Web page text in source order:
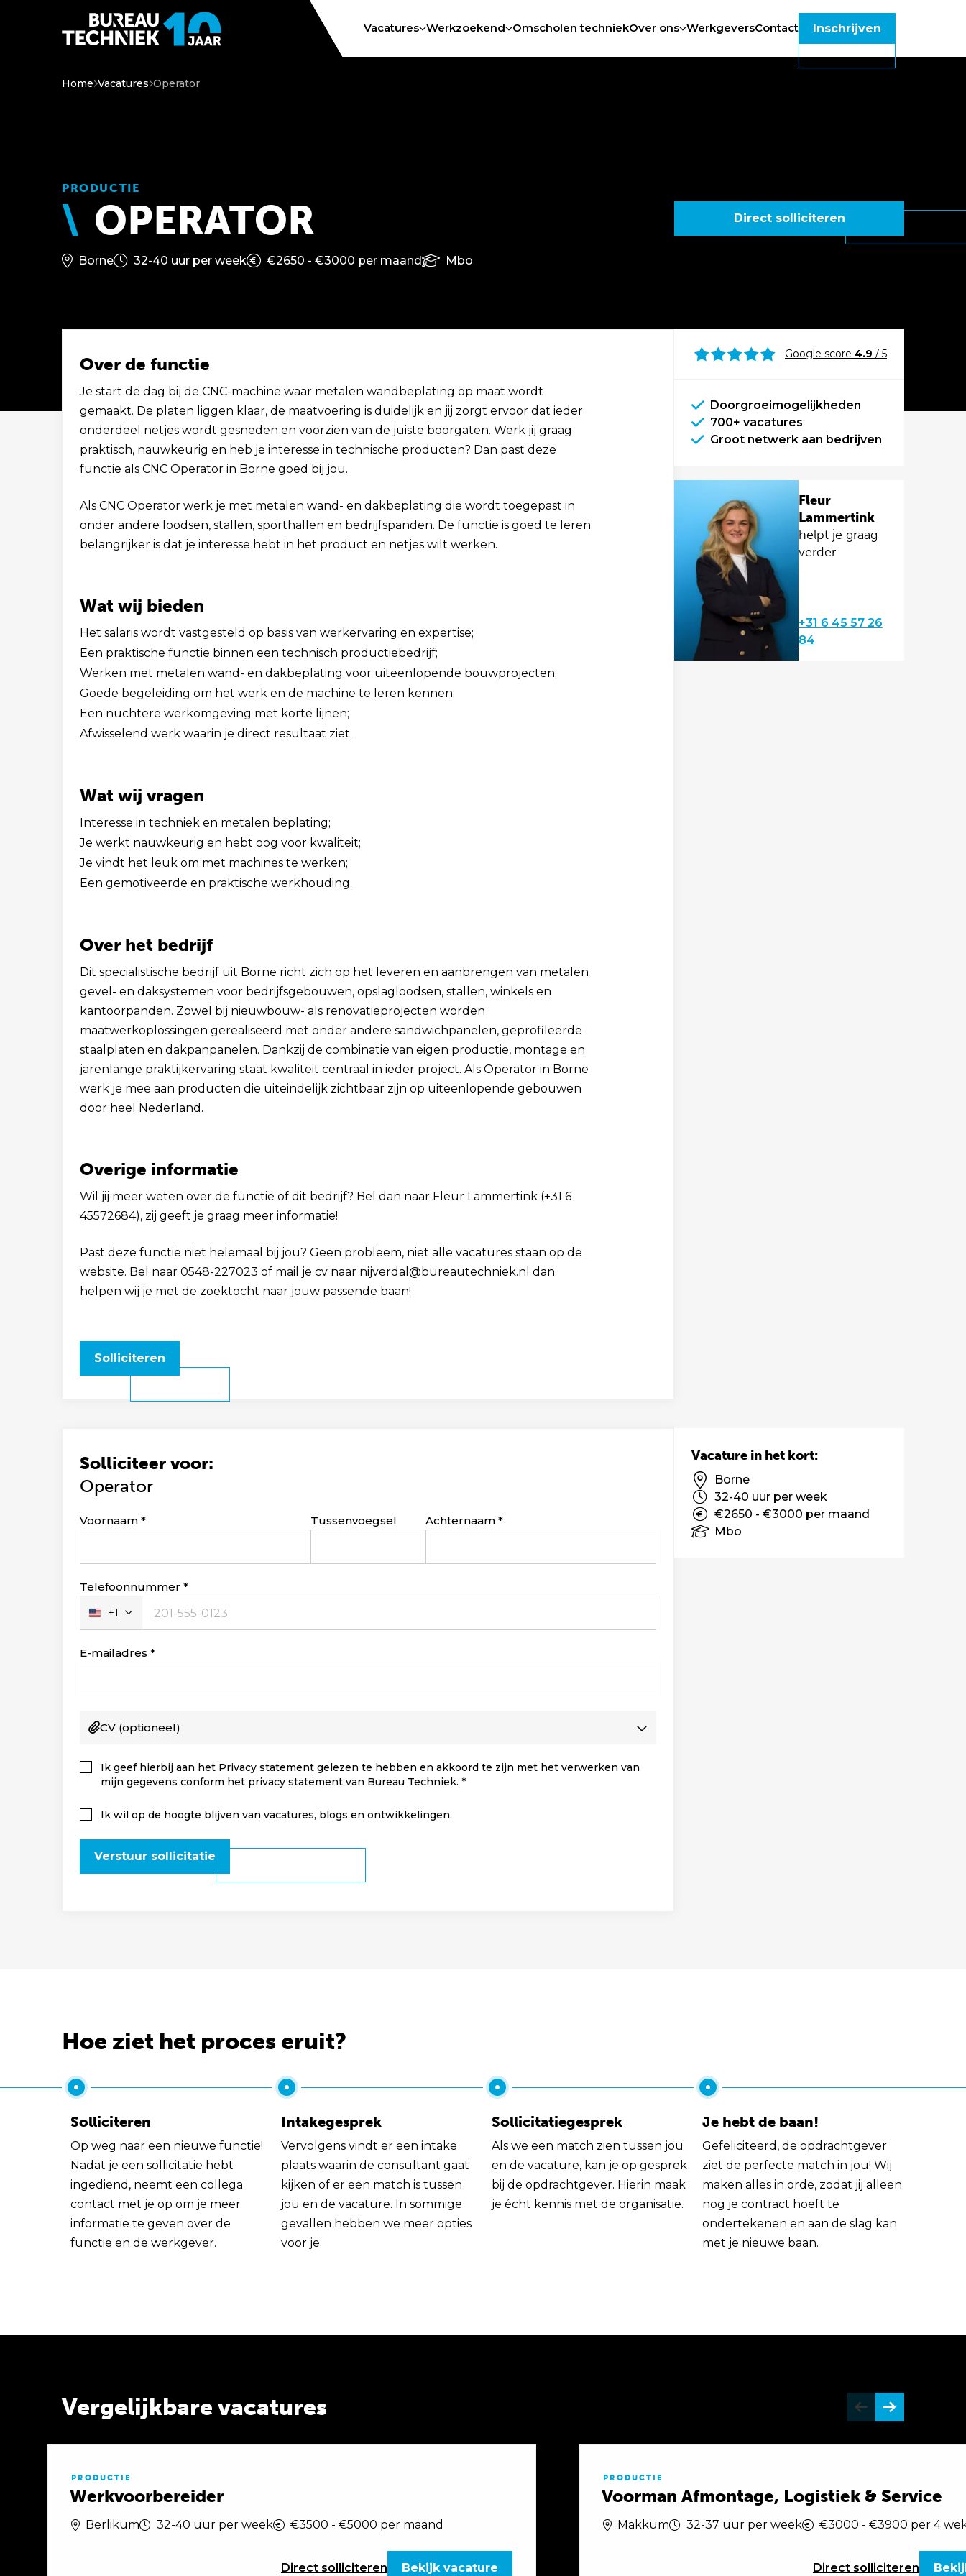
Vacatures Werkzoekend Omscholen techniekOver ons WerkgeversContact Inschrijven
Home Vacatures Operator
PRODUCTIE
OPERATOR Direct solliciteren
Borne 32-40 uur per week €2650 - €3000 per maand Mbo
Solliciteer binnen 1 minuut Direct solliciteren
Over de functie
Je start de dag bij de CNC-machine waar metalen wandbeplating op maat wordt
gemaakt. De platen liggen klaar, de maatvoering is duidelijk en jij zorgt ervoor dat ieder
onderdeel netjes wordt gesneden en voorzien van de juiste boorgaten. Werk jij graag
praktisch, nauwkeurig en heb je interesse in technische producten? Dan past deze
functie als CNC Operator in Borne goed bij jou.
Als CNC Operator werk je met metalen wand- en dakbeplating die wordt toegepast in
onder andere loodsen, stallen, sporthallen en bedrijfspanden. De functie is goed te leren;
belangrijker is dat je interesse hebt in het product en netjes wilt werken.
Wat wij bieden
Het salaris wordt vastgesteld op basis van werkervaring en expertise;
Een praktische functie binnen een technisch productiebedrijf;
Werken met metalen wand- en dakbeplating voor uiteenlopende bouwprojecten;
Goede begeleiding om het werk en de machine te leren kennen;
Een nuchtere werkomgeving met korte lijnen;
Afwisselend werk waarin je direct resultaat ziet.
Wat wij vragen
Interesse in techniek en metalen beplating;
Je werkt nauwkeurig en hebt oog voor kwaliteit;
Je vindt het leuk om met machines te werken;
Een gemotiveerde en praktische werkhouding.
Over het bedrijf
Dit specialistische bedrijf uit Borne richt zich op het leveren en aanbrengen van metalen
gevel- en daksystemen voor bedrijfsgebouwen, opslagloodsen, stallen, winkels en
kantoorpanden. Zowel bij nieuwbouw- als renovatieprojecten worden
maatwerkoplossingen gerealiseerd met onder andere sandwichpanelen, geprofileerde
staalplaten en dakpanpanelen. Dankzij de combinatie van eigen productie, montage en
jarenlange praktijkervaring staat kwaliteit centraal in ieder project. Als Operator in Borne
werk je mee aan producten die uiteindelijk zichtbaar zijn op uiteenlopende gebouwen
door heel Nederland.
Overige informatie
Wil jij meer weten over de functie of dit bedrijf? Bel dan naar Fleur Lammertink (+31 6
45572684), zij geeft je graag meer informatie!
Past deze functie niet helemaal bij jou? Geen probleem, niet alle vacatures staan op de
website. Bel naar 0548-227023 of mail je cv naar nijverdal@bureautechniek.nl dan
helpen wij je met de zoektocht naar jouw passende baan!
Solliciteren
Google score 4.9 / 5
Doorgroeimogelijkheden
700+ vacatures
Groot netwerk aan bedrijven
Fleur
Lammertink
helpt je graag
verder
+31 6 45 57 26
84
Solliciteer voor:
Operator
Leave
Voornaam Tussenvoegsel Achternaam
Telefoonnummer
Verenigde
Staten
+1
+1
E-mailadres
CV (optioneel)
Ik geef hierbij aan het Privacy statement gelezen te hebben en akkoord te zijn met het verwerken van
mijn gegevens conform het privacy statement van Bureau Techniek.
Ik wil op de hoogte blijven van vacatures, blogs en ontwikkelingen.
Verstuur sollicitatie
Vacature in het kort:
Borne
32-40 uur per week
€2650 - €3000 per maand
Mbo
Hoe ziet het proces eruit?
Solliciteren
Op weg naar een nieuwe functie!
Nadat je een sollicitatie hebt
ingediend, neemt een collega
contact met je op om je meer
informatie te geven over de
functie en de werkgever.
Intakegesprek
Vervolgens vindt er een intake
plaats waarin de consultant gaat
kijken of er een match is tussen
jou en de vacature. In sommige
gevallen hebben we meer opties
voor je.
Sollicitatiegesprek
Als we een match zien tussen jou
en de vacature, kan je op gesprek
bij de opdrachtgever. Hierin maak
je écht kennis met de organisatie.
Je hebt de baan!
Gefeliciteerd, de opdrachtgever
ziet de perfecte match in jou! Wij
maken alles in orde, zodat jij alleen
nog je contract hoeft te
ondertekenen en aan de slag kan
met je nieuwe baan.
Vergelijkbare vacatures
PRODUCTIE
Werkvoorbereider
Berlikum 32-40 uur per week €3500 - €5000 per maand
Direct solliciteren Bekijk vacature
PRODUCTIE
Voorman Afmontage, Logistiek & Service
Makkum 32-37 uur per week €3000 - €3900 per 4
Direct solliciteren